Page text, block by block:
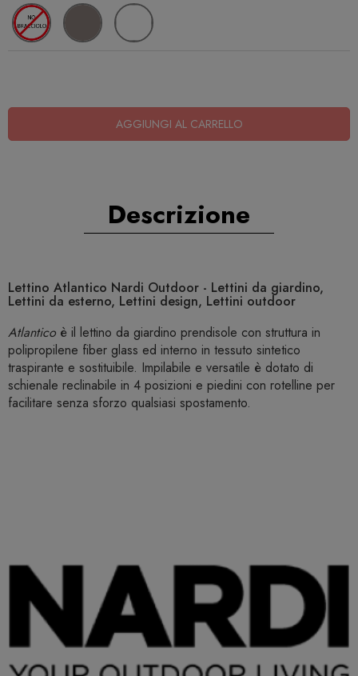
AGGIUNGI AL CARRELLO
Descrizione
Lettino Atlantico Nardi Outdoor - Lettini da giardino,
Lettini da esterno, Lettini design, Lettini outdoor
Atlantico è il lettino da giardino prendisole con struttura in
polipropilene fiber glass ed interno in tessuto sintetico
traspirante e sostituibile. Impilabile e versatile è dotato di
schienale reclinabile in 4 posizioni e piedini con rotelline per
facilitare senza sforzo qualsiasi spostamento.